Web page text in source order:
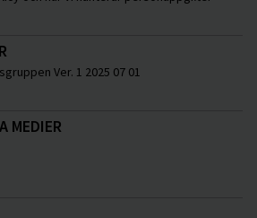
Ver. 1 2025 07 01
MEDIER